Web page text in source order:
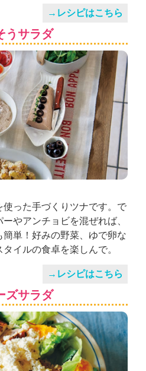
→レシピはこちら
うサラダ
った手づくりツナです。で
やアンチョビを混ぜれば、
単！好みの野菜、ゆで卵な
イルの食卓を楽しんで。
→レシピはこちら
ズサラダ